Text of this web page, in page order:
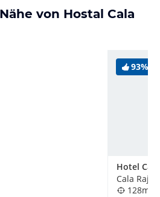
von Hostal Cala
93%
Hotel
Cala
128m